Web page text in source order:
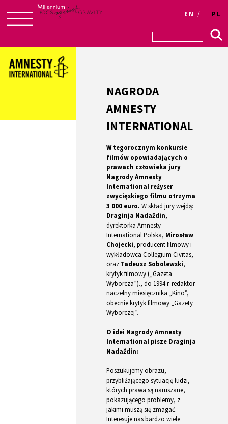
to
content
Login
EN PL
NAGRODA
AMNESTY
INTERNATIONAL
W tegorocznym konkursie
filmów opowiadających o
prawach człowieka jury
Nagrody Amnesty
International reżyser
zwycięskiego filmu otrzyma
3 000 euro. W skład jury wejdą:
Draginja Nadaždin,
dyrektorka Amnesty
International Polska, Mirosław
Chojecki, producent filmowy i
wykładowca Collegium Civitas,
oraz Tadeusz Sobolewski,
krytyk filmowy („Gazeta
Wyborcza”)., do 1994 r. redaktor
naczelny miesięcznika „Kino”,
obecnie krytyk filmowy „Gazety
Wyborczej”.
O idei Nagrody Amnesty
International pisze Draginja
Nadaždin:
Poszukujemy obrazu,
przybliżającego sytuację ludzi,
których prawa są naruszane,
pokazującego problemy, z
jakimi muszą się zmagać.
Interesuje nas bardzo wiele